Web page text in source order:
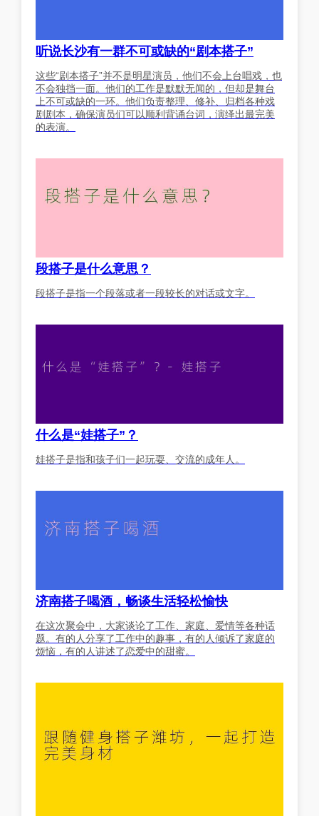
听说长沙有一群不可或缺的“剧本搭子”
这些“剧本搭子”并不是明星演员，他们不会上台唱戏，也
不会独挡一面。他们的工作是默默无闻的，但却是舞台
上不可或缺的一环。他们负责整理、修补、归档各种戏
剧剧本，确保演员们可以顺利背诵台词，演绎出最完美
的表演。
段搭子是什么意思？
段搭子是指一个段落或者一段较长的对话或文字。
什么是“娃搭子”？
娃搭子是指和孩子们一起玩耍、交流的成年人。
济南搭子喝酒，畅谈生活轻松愉快
在这次聚会中，大家谈论了工作、家庭、爱情等各种话
题。有的人分享了工作中的趣事，有的人倾诉了家庭的
烦恼，有的人讲述了恋爱中的甜蜜。